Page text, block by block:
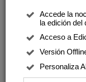
Accede la
la edición del
Acceso a
Versión
Personaliza